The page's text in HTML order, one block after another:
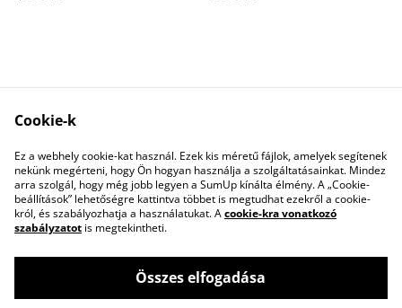
Contact Us
Legal Terms
Privacy Policy
Cookie Policy
Cookie-k
Ez a webhely cookie-kat használ. Ezek kis méretű fájlok, amelyek segítenek
nekünk megérteni, hogy Ön hogyan használja a szolgáltatásainkat. Mindez
arra szolgál, hogy még jobb legyen a SumUp kínálta élmény. A „Cookie-
beállítások” lehetőségre kattintva többet is megtudhat ezekről a cookie-
król, és szabályozhatja a használatukat. Acookie-kra vonatkozó
szabályzatot is megtekintheti.
Összes elfogadása